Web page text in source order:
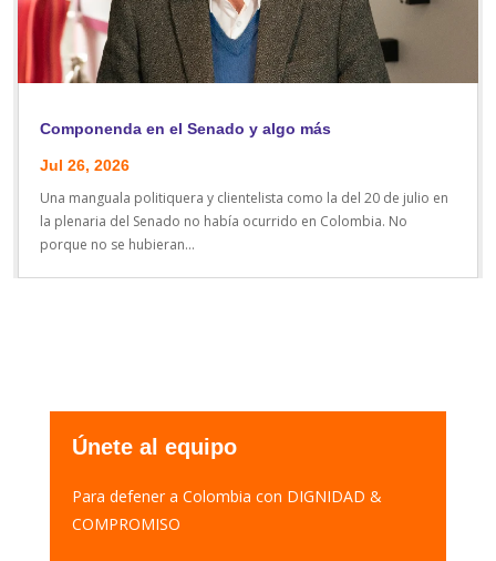
Componenda en el Senado y algo más
Jul 26, 2026
Una manguala politiquera y clientelista como la del 20 de julio en
la plenaria del Senado no había ocurrido en Colombia. No
porque no se hubieran...
Únete al equipo
Para defener a Colombia con DIGNIDAD &
COMPROMISO